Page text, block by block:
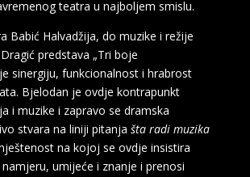
teatra u najboljem smislu.
Babić Halvadžija, do muzike i režije
predstava „Tri boje
sinergiju, funkcionalnost i hrabrost
Bjelodan je ovdje kontrapunkt
i muzike i zapravo se dramska
stvara na liniji pitanja šta radi muzika
na kojoj se ovdje insistira
umijeće i znanje i prenosi